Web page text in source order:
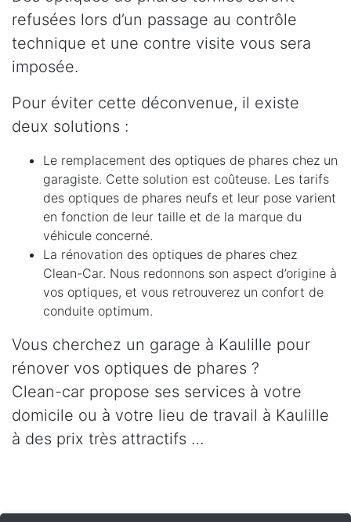
refusées lors d’un passage au contrôle
technique et une contre visite vous sera
imposée.
Pour éviter cette déconvenue, il existe
deux solutions :
Le remplacement des optiques de phares chez un
garagiste. Cette solution est coûteuse. Les tarifs
des optiques de phares neufs et leur pose varient
en fonction de leur taille et de la marque du
véhicule concerné.
La rénovation des optiques de phares chez
Clean-Car. Nous redonnons son aspect d’origine à
vos optiques, et vous retrouverez un confort de
conduite optimum.
Vous cherchez un garage à Kaulille pour
rénover vos optiques de phares ?
Clean-car propose ses services à votre
domicile ou à votre lieu de travail à Kaulille
à des prix très attractifs …